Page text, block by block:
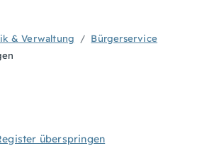
& Verwaltung
Bürgerservice
überspringen